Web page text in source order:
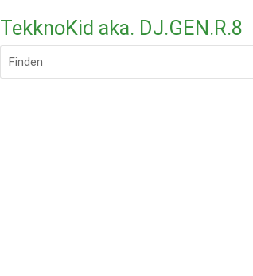
TekknoKid aka. DJ.GEN.R.8
Finden